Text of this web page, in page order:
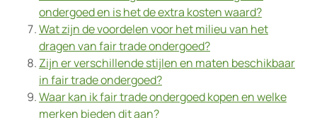
ondergoed en is het de extra kosten waard?
Wat zijn de voordelen voor het milieu van het
dragen van fair trade ondergoed?
Zijn er verschillende stijlen en maten beschikbaar
in fair trade ondergoed?
Waar kan ik fair trade ondergoed kopen en welke
merken bieden dit aan?